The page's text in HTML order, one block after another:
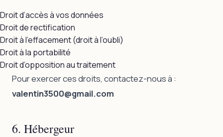
Droit d’accès à vos données
Droit de rectification
Droit à l’effacement (droit à l’oubli)
Droit à la portabilité
Droit d’opposition au traitement
Pour exercer ces droits, contactez-nous à :
valentin3500@gmail.com
6. Hébergeur